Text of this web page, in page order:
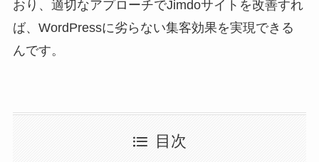
おり、適切なアプローチでJimdoサイトを改善すれ
ば、WordPressに劣らない集客効果を実現できる
んです。
目次